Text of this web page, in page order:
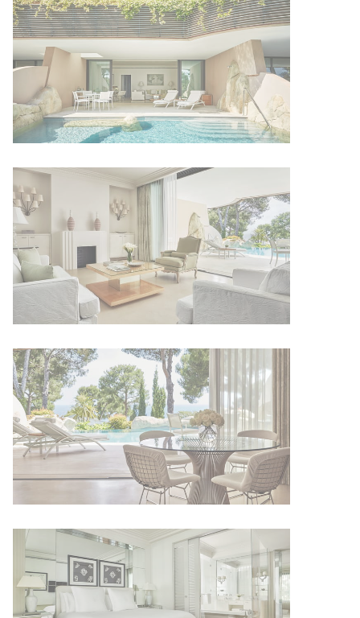
INCLUS
Quatrième nuit offerte pour tout séjour de
trois nuits consécutives payantes en suite.
PLUS DE DÉTAILS